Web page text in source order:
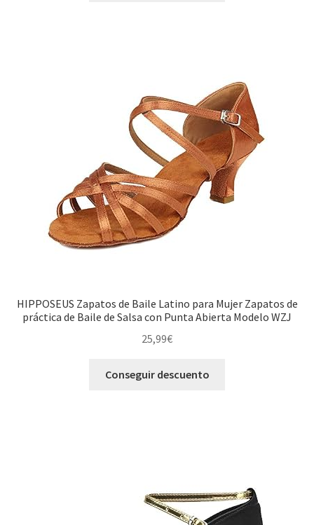
HIPPOSEUS Zapatos de Baile Latino para Mujer Zapatos de
práctica de Baile de Salsa con Punta Abierta Modelo WZJ
25,99€
Conseguir descuento